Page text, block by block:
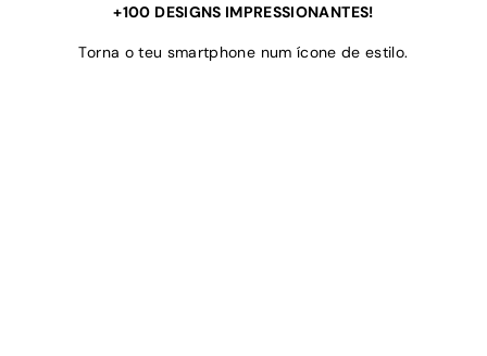
+100 DESIGNS IMPRESSIONANTES!
Torna o teu smartphone num ícone de estilo.